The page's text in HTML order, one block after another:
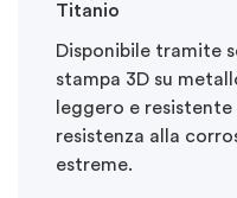
Titanio
Disponibile tramite
stampa 3D su
leggero e
resistenza alla
estreme.